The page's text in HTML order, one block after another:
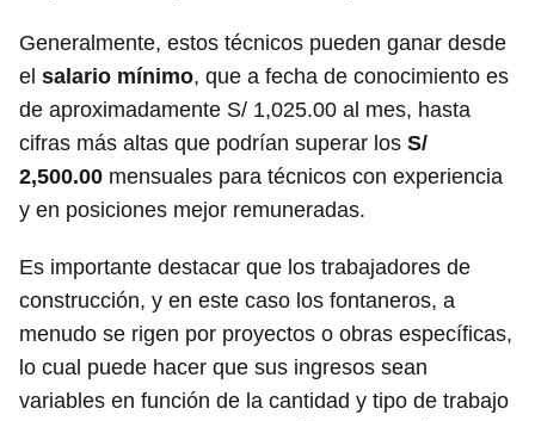
Generalmente, estos técnicos pueden ganar desde
el salario mínimo, que a fecha de conocimiento es
de aproximadamente S/ 1,025.00 al mes, hasta
cifras más altas que podrían superar los S/
2,500.00 mensuales para técnicos con experiencia
y en posiciones mejor remuneradas.
Es importante destacar que los trabajadores de
construcción, y en este caso los fontaneros, a
menudo se rigen por proyectos o obras específicas,
lo cual puede hacer que sus ingresos sean
variables en función de la cantidad y tipo de trabajo